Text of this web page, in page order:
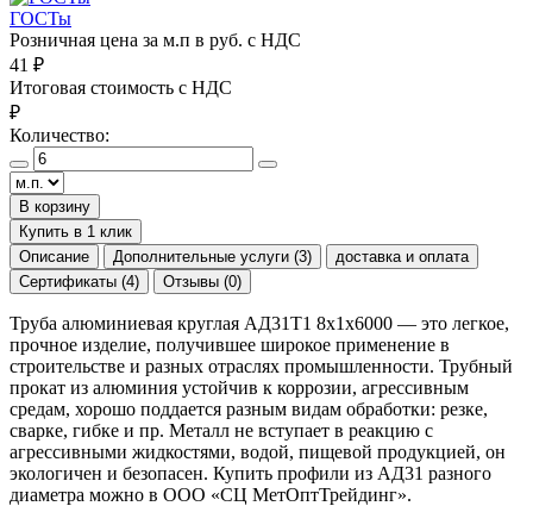
ГОСТы
Розничная цена за м.п в руб. с НДС
41 ₽
Итоговая стоимость с НДС
₽
Количество:
В корзину
Купить в 1 клик
Описание
Дополнительные услуги (3)
доставка и оплата
Сертификаты (4)
Отзывы (0)
Труба алюминиевая круглая АД31Т1 8х1х6000 — это легкое,
прочное изделие, получившее широкое применение в
строительстве и разных отраслях промышленности. Трубный
прокат из алюминия устойчив к коррозии, агрессивным
средам, хорошо поддается разным видам обработки: резке,
сварке, гибке и пр. Металл не вступает в реакцию с
агрессивными жидкостями, водой, пищевой продукцией, он
экологичен и безопасен. Купить профили из АД31 разного
диаметра можно в ООО «СЦ МетОптТрейдинг».